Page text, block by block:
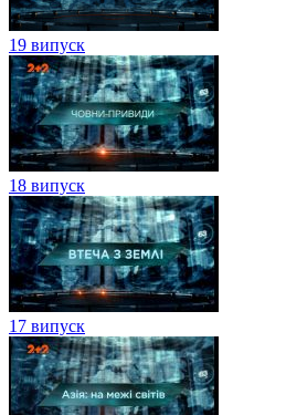
19 випуск
18 випуск
17 випуск